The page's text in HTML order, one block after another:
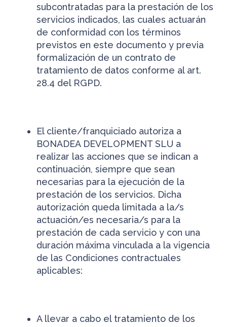
subcontratadas para la prestación de los
servicios indicados, las cuales actuarán
de conformidad con los términos
previstos en este documento y previa
formalización de un contrato de
tratamiento de datos conforme al art.
28.4 del RGPD.
El cliente/franquiciado autoriza a
BONADEA DEVELOPMENT SLU a
realizar las acciones que se indican a
continuación, siempre que sean
necesarias para la ejecución de la
prestación de los servicios. Dicha
autorización queda limitada a la/s
actuación/es necesaria/s para la
prestación de cada servicio y con una
duración máxima vinculada a la vigencia
de las Condiciones contractuales
aplicables:
A llevar a cabo el tratamiento de los